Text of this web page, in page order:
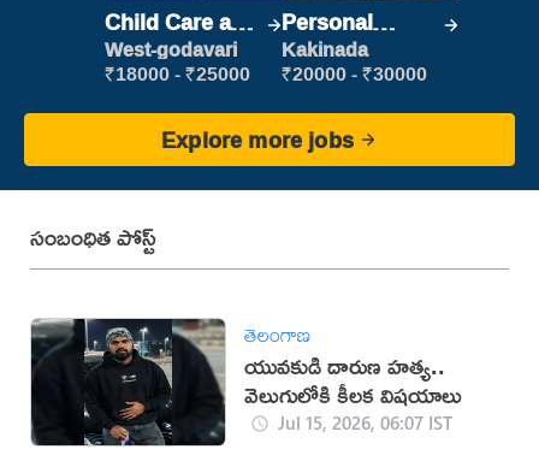
Child Care and
Patient care
West-godavari
₹18000 - ₹25000
Personal
Assistant
Kakinada
₹20000 - ₹30000
Explore more jobs
సంబంధిత పోస్ట్
తెలంగాణ
యువకుడి దారుణ హత్య..
వెలుగులోకి కీలక విషయాలు
Jul 15, 2026, 06:07 IST